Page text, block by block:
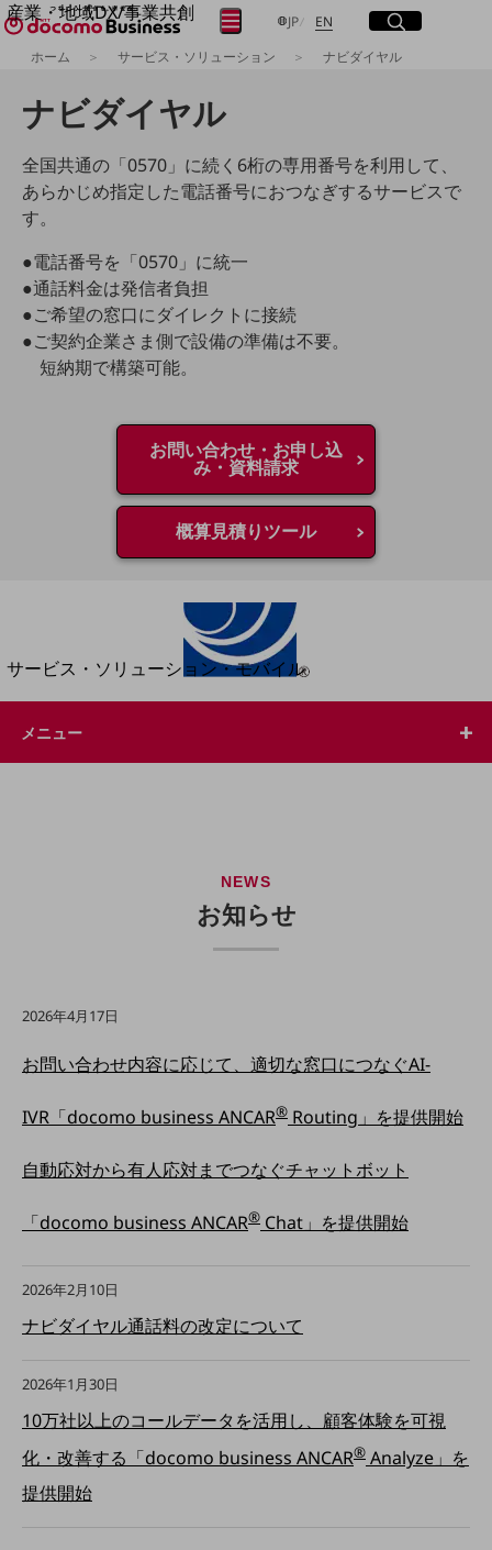
産業・地域DX/事業共創
OPEN HUB for Plural Futures
「社会可能性」を探究・実装する事業共創エコシステムです。
OPEN HUB for Plural Futuresとは
イベント/ウェビナー
記事コンテンツ
プレイヤー(カタリスト/パートナー企業)
事例
Smart World
産業・地域DXプラットフォーマーとして
企業と地域が持続成長する社会を目指します
Smart City
Smart Education
Smart Healthcare
Smart Industry
Smart Mobility
地域社会を支える皆さまと地域課題の解決や
地域経済のさらなる活性化に取り組みます
自治体・地域社会との共創
LGPF(Local Government Platform)
別ウィンドウで開きます
サービス・ソリューション・モバイル
DXに関する課題を解決する
電話・映像コミュニケーション
データ利活用
運用管理
課題・ニーズで探す
課題・ニーズで探すTOP
コミュニケーション・情報共有
業務効率化
災害対策
職場環境整備
地域共創・地方創生
JP日本語
EN Englishサイト内検索
開く
メニュー
開く
フリーワードを入力して探す
フリーワードでNTTドコモビジネスの
検索する
ホーム サービス・ソリューション ナビダイヤル
ナビダイヤル
全国共通の「0570」に続く6桁の専用番号を利用して、
あらかじめ指定した電話番号におつなぎするサービスで
す。
●電話番号を「0570」に統一
●通話料金は発信者負担
●ご希望の窓口にダイレクトに接続
●ご契約企業さま側で設備の準備は不要。
短納期で構築可能。
お問い合わせ・お申し込
み・資料請求
概算見積りツール
メニュー
NEWS
お知らせ
2026年4月17日
お問い合わせ内容に応じて、適切な窓口につなぐAI-
IVR「docomo business ANCAR® Routing」を提供開始
自動応対から有人応対までつなぐチャットボット
「docomo business ANCAR® Chat」を提供開始
2026年2月10日
ナビダイヤル通話料の改定について
2026年1月30日
10万社以上のコールデータを活用し、顧客体験を可視
化・改善する「docomo business ANCAR® Analyze」を
提供開始